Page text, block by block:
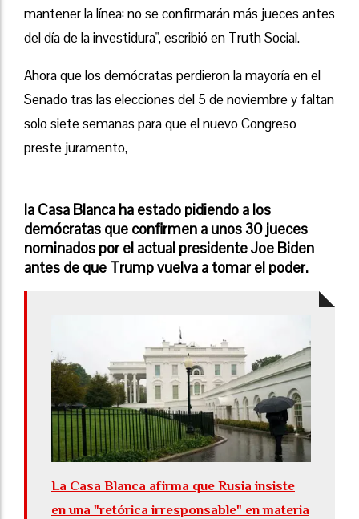
mantener la línea: no se confirmarán más jueces antes
del día de la investidura", escribió en Truth Social.
Ahora que los demócratas perdieron la mayoría en el
Senado tras las elecciones del 5 de noviembre y faltan
solo siete semanas para que el nuevo Congreso
preste juramento,
la Casa Blanca ha estado pidiendo a los
demócratas que confirmen a unos 30 jueces
nominados por el actual presidente Joe Biden
antes de que Trump vuelva a tomar el poder.
La Casa Blanca afirma que Rusia insiste
en una "retórica irresponsable" en materia